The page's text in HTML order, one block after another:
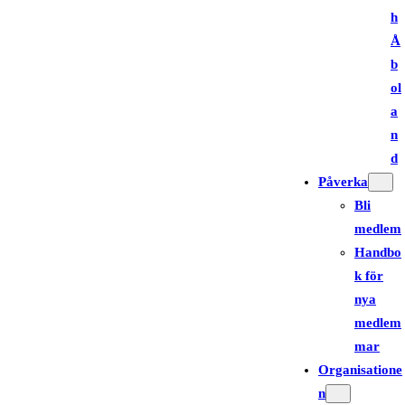
h
Å
b
ol
a
n
d
Påverka
Bli
medlem
Handbo
k för
nya
medlem
mar
Organisatione
n